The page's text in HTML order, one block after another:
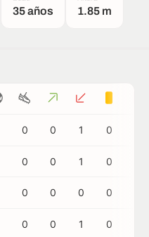
35 años 1.85 m
0 0 1 0
0 0 1 0
0 0 0 0
0 0 1 0